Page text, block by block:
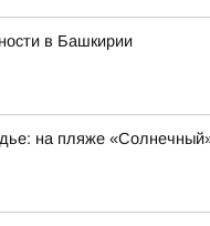
в Башкирии
на пляже